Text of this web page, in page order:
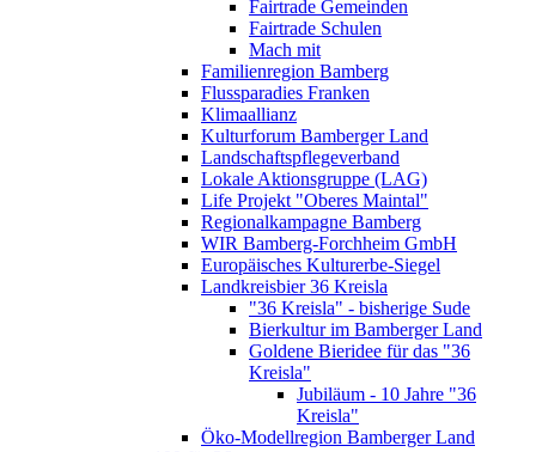
Fairtrade Gemeinden
Fairtrade Schulen
Mach mit
Familienregion Bamberg
Flussparadies Franken
Klimaallianz
Kulturforum Bamberger Land
Landschaftspflegeverband
Lokale Aktionsgruppe (LAG)
Life Projekt "Oberes Maintal"
Regionalkampagne Bamberg
WIR Bamberg-Forchheim GmbH
Europäisches Kulturerbe-Siegel
Landkreisbier 36 Kreisla
"36 Kreisla" - bisherige Sude
Bierkultur im Bamberger Land
Goldene Bieridee für das "36
Kreisla"
Jubiläum - 10 Jahre "36
Kreisla"
Öko-Modellregion Bamberger Land